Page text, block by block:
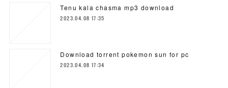
Tenu kala chasma mp3 download
2023.04.08 17:35
Download torrent pokemon sun for pc
2023.04.08 17:34